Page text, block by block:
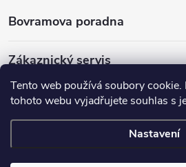
Tento web používá soubory
tohoto webu vyjadřujete souhlas s
Nastavení
Bovramova poradna
Zákaznický servis
Copyright 2026BOVRAM.cz.